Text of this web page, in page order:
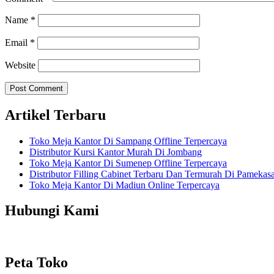
Name *
Email *
Website
Artikel Terbaru
Toko Meja Kantor Di Sampang Offline Terpercaya
Distributor Kursi Kantor Murah Di Jombang
Toko Meja Kantor Di Sumenep Offline Terpercaya
Distributor Filling Cabinet Terbaru Dan Termurah Di
Toko Meja Kantor Di Madiun Online Terpercaya
Hubungi Kami
Peta Toko